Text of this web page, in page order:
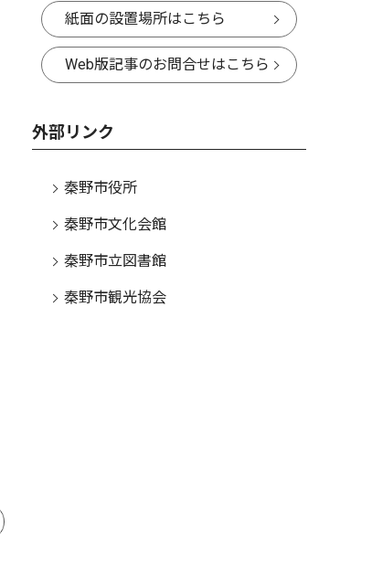
4
紙面の設置場所はこちら
Web版記事のお問合せはこちら
外部リンク
秦野市役所
秦野市文化会館
秦野市立図書館
秦野市観光協会